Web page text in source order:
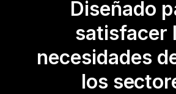
Diseñado
satisfacer
necesidades
los